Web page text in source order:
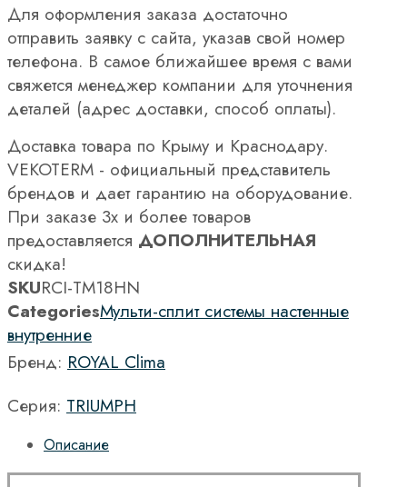
Для оформления заказа достаточно
отправить заявку с сайта, указав свой номер
телефона. В самое ближайшее время с вами
свяжется менеджер компании для уточнения
деталей (адрес доставки, способ оплаты).
Доставка товара по Крыму и Краснодару.
VEKOTERM - официальный представитель
брендов и дает гарантию на оборудование.
При заказе 3х и более товаров
предоставляется ДОПОЛНИТЕЛЬНАЯ
скидка!
SKURCI-TM18HN
CategoriesМульти-сплит системы настенные
внутренние
Бренд: ROYAL Clima
Серия: TRIUMPH
Описание